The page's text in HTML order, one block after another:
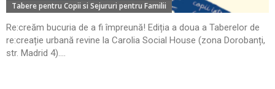
Tabere pentru Copii si Sejururi pentru Familii
Re:creăm bucuria de a fi împreună! Ediția a doua a Taberelor de
re:creație urbană revine la Carolia Social House (zona Dorobanți,
str. Madrid 4)....